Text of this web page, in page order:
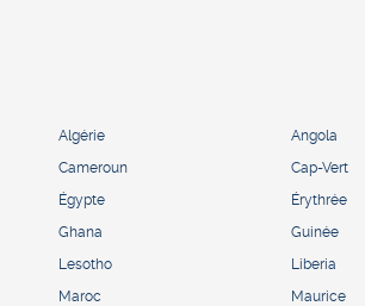
Algérie Angola
Cameroun Cap-Vert
Égypte Érythrée
Ghana Guinée
Lesotho Liberia
Maroc Maurice